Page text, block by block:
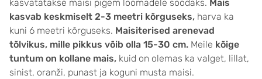
kasvatatakse maisi pigem loomadele söödaks. Mais
kasvab keskmiselt 2-3 meetri kõrguseks, harva ka
kuni 6 meetri kõrguseks. Maisiterised arenevad
tõlvikus, mille pikkus võib olla 15-30 cm. Meile kõige
tuntum on kollane mais, kuid on olemas ka valget, lillat,
sinist, oranži, punast ja koguni musta maisi.